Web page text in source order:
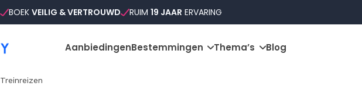
BOEK VEILIG & VERTROUWD RUIM 19 JAAR ERVARING
AanbiedingenBestemmingen Thema’s Blog
Treinreizen